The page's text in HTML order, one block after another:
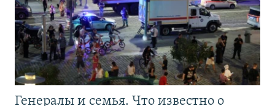
Генералы и семья. Что известно о